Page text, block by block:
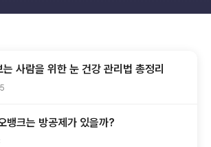
사람을 위한 눈 건강 관리법 총정리
뱅크는 방공제가 있을까?